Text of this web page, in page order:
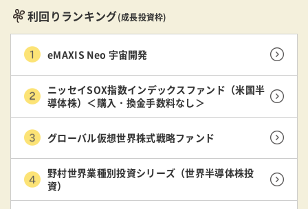
利回りランキング(成長投資枠)
eMAXIS Neo 宇宙開発
ニッセイSOX指数インデックスファンド（米国半
導体株）＜購入・換金手数料なし＞
グローバル仮想世界株式戦略ファンド
野村世界業種別投資シリーズ（世界半導体株投
資）